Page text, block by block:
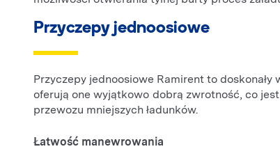
Przyczepy jednoosiowe
Przyczepy jednoosiowe Ramirent to
oferują one wyjątkowo dobrą zwrotność, co
przewozu mniejszych ładunków.
Łatwość manewrowania